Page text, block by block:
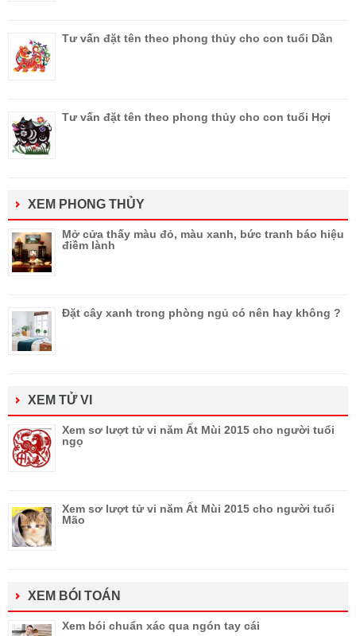
Tư vấn đặt tên theo phong thủy cho con tuổi Dần
Tư vấn đặt tên theo phong thủy cho con tuổi Hợi
XEM PHONG THỦY
Mở cửa thấy màu đỏ, màu xanh, bức tranh báo hiệu
điềm lành
Đặt cây xanh trong phòng ngủ có nên hay không ?
XEM TỬ VI
Xem sơ lượt tử vi năm Ất Mùi 2015 cho người tuổi
ngọ
Xem sơ lượt tử vi năm Ất Mùi 2015 cho người tuổi
Mão
XEM BÓI TOÁN
Xem bói chuẩn xác qua ngón tay cái